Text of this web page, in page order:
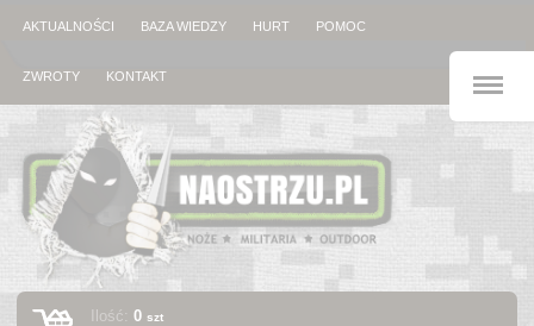
AKTUALNOŚCI BAZA WIEDZY HURT POMOC
ZWROTY KONTAKT
Ilość:0szt